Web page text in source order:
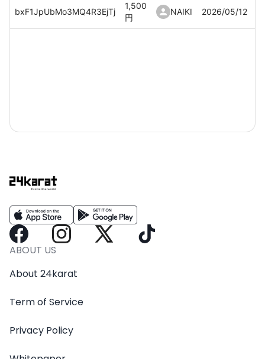
bxF1JpUbMo3MQ4R3EjTj
1,500
円
NAIKI 2026/05/12
ABOUT US
About 24karat
Term of Service
Privacy Policy